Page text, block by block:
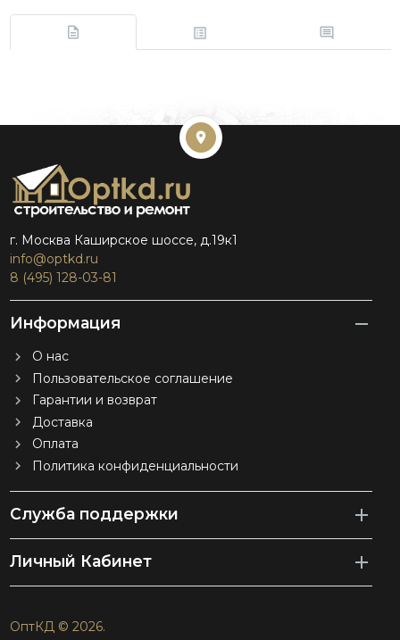
г. Москва Каширское шоссе, д.19к1
info@optkd.ru
8 (495) 128-03-81
Информация
О нас
Пользовательское соглашение
Гарантии и возврат
Доставка
Оплата
Политика конфиденциальности
Служба поддержки
Личный Кабинет
ОптКД © 2026.